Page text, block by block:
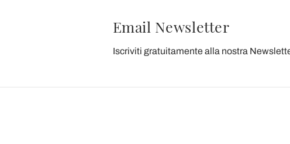
Email Newsletter
Iscriviti gratuitamente alla nostra